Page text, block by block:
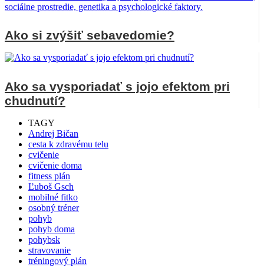
Ako si zvýšiť sebavedomie?
Ako sa vysporiadať s jojo efektom pri
chudnutí?
TAGY
Andrej Bičan
cesta k zdravému telu
cvičenie
cvičenie doma
fitness plán
Ľuboš Gsch
mobilné fitko
osobný tréner
pohyb
pohyb doma
pohybsk
stravovanie
tréningový plán